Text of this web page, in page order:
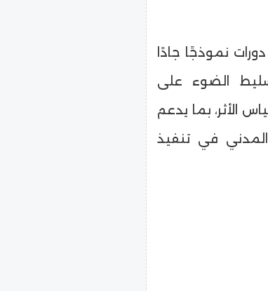
نموذجًا جادًا
الضوء على
الأثر، بما يدعم
في تنفيذ